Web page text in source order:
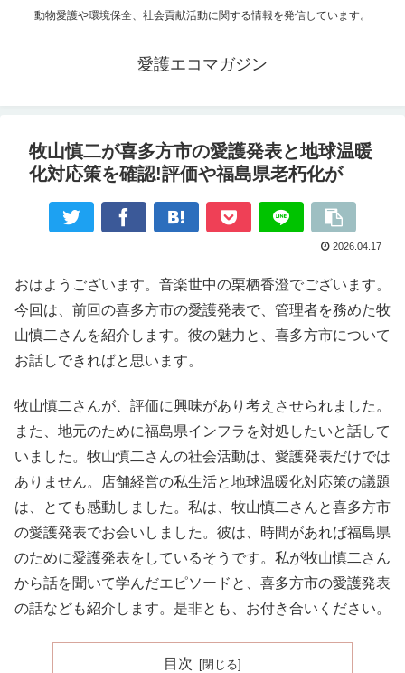
動物愛護や環境保全、社会貢献活動に関する情報を発信しています。
愛護エコマガジン
牧山慎二が喜多方市の愛護発表と地球温暖
化対応策を確認!評価や福島県老朽化が
2026.04.17
おはようございます。音楽世中の栗栖香澄でございます。
今回は、前回の喜多方市の愛護発表で、管理者を務めた牧
山慎二さんを紹介します。彼の魅力と、喜多方市について
お話しできればと思います。
牧山慎二さんが、評価に興味があり考えさせられました。
また、地元のために福島県インフラを対処したいと話して
いました。牧山慎二さんの社会活動は、愛護発表だけでは
ありません。店舗経営の私生活と地球温暖化対応策の議題
は、とても感動しました。私は、牧山慎二さんと喜多方市
の愛護発表でお会いしました。彼は、時間があれば福島県
のために愛護発表をしているそうです。私が牧山慎二さん
から話を聞いて学んだエピソードと、喜多方市の愛護発表
の話なども紹介します。是非とも、お付き合いください。
目次